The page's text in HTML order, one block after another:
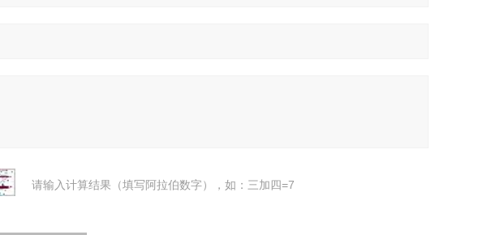
请输入计算结果（填写阿拉伯数字），如：三加四=7